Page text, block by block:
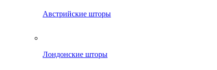
Австрийские шторы
Лондонские шторы